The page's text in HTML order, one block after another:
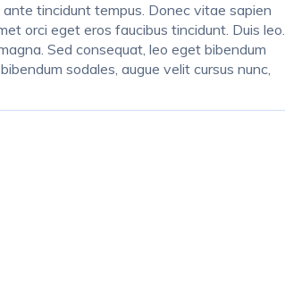
tincidunt tempus. Donec vitae sapien
orci eget eros faucibus tincidunt. Duis leo.
Sed consequat, leo eget bibendum
sodales, augue velit cursus nunc,